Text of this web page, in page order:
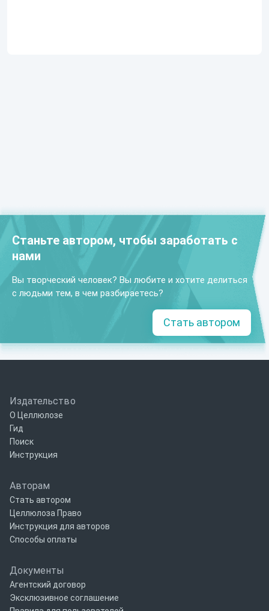
Станьте автором, чтобы заработать с
нами
Вы творческий человек? Вы любите и хотите делиться
с людьми тем, в чем разбираетесь?
Стать автором
Издательство
О Целлюлозе
Гид
Поиск
Инструкция
Авторам
Стать автором
Целлюлоза Право
Инструкция для авторов
Способы оплаты
Документы
Агентский договор
Эксклюзивное соглашение